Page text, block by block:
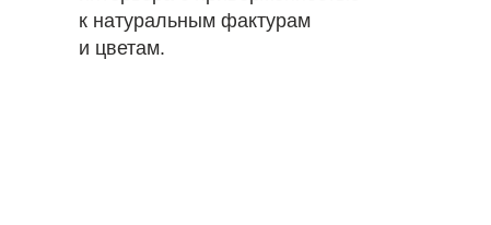
к натуральным фактурам
и цветам.